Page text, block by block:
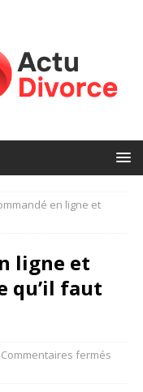
en ligne et
ligne et
qu’il faut
Commentaires fermés